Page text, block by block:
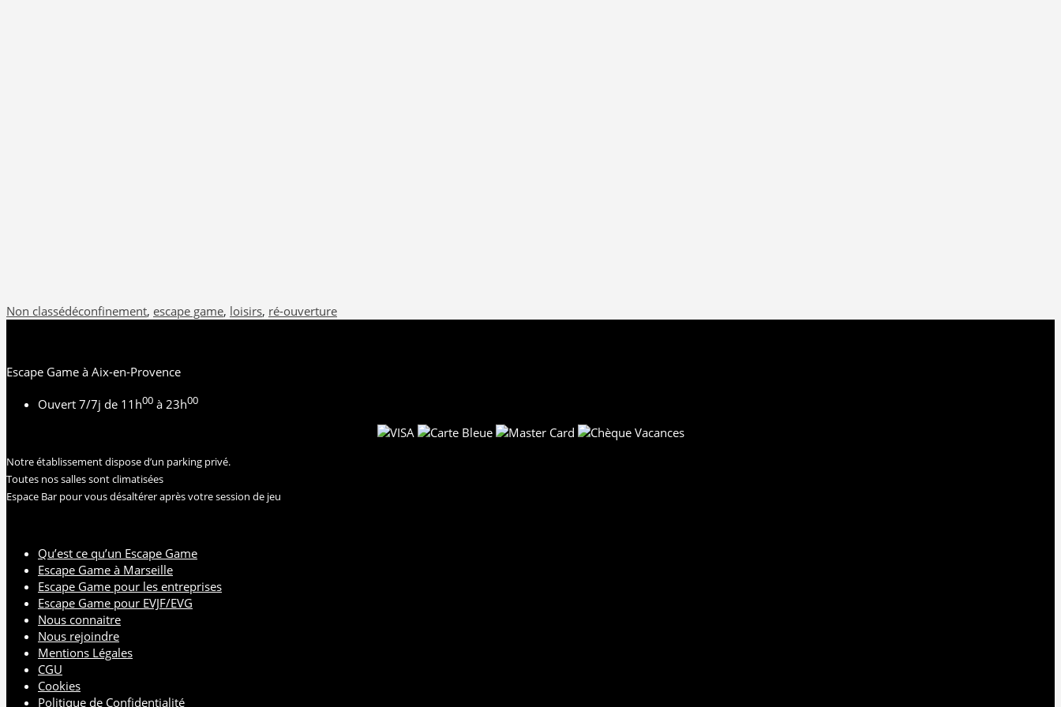
Non classédéconfinement, escape game, loisirs, ré-ouverture
Escape Game à Aix-en-Provence
Ouvert 7/7j de 11h00 à 23h00
Notre établissement dispose d’un parking privé.
Toutes nos salles sont climatisées
Espace Bar pour vous désaltérer après votre session de jeu
Qu’est ce qu’un Escape Game
Escape Game à Marseille
Escape Game pour les entreprises
Escape Game pour EVJF/EVG
Nous connaitre
Nous rejoindre
Mentions Légales
CGU
Cookies
Politique de Confidentialité